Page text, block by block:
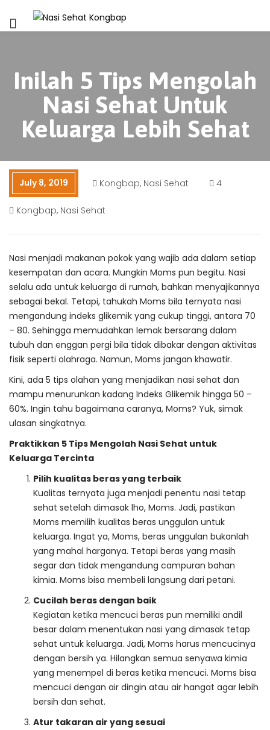
Inilah 5 Tips Mengolah
Nasi Sehat Untuk
Keluarga Lebih Sehat
July 8, 2019 Kongbap, Nasi Sehat 4
Kongbap, Nasi Sehat
Nasi menjadi makanan pokok yang wajib ada dalam setiap
kesempatan dan acara. Mungkin Moms pun begitu. Nasi
selalu ada untuk keluarga di rumah, bahkan menyajikannya
sebagai bekal. Tetapi, tahukah Moms bila ternyata nasi
mengandung indeks glikemik yang cukup tinggi, antara 70
– 80. Sehingga memudahkan lemak bersarang dalam
tubuh dan enggan pergi bila tidak dibakar dengan aktivitas
fisik seperti olahraga. Namun, Moms jangan khawatir.
Kini, ada 5 tips olahan yang menjadikan nasi sehat dan
mampu menurunkan kadang Indeks Glikemik hingga 50 –
60%. Ingin tahu bagaimana caranya, Moms? Yuk, simak
ulasan singkatnya.
Praktikkan 5 Tips Mengolah Nasi Sehat untuk
Keluarga Tercinta
Pilih kualitas beras yang terbaik
Kualitas ternyata juga menjadi penentu nasi tetap
sehat setelah dimasak lho, Moms. Jadi, pastikan
Moms memilih kualitas beras unggulan untuk
keluarga. Ingat ya, Moms, beras unggulan bukanlah
yang mahal harganya. Tetapi beras yang masih
segar dan tidak mengandung campuran bahan
kimia. Moms bisa membeli langsung dari petani.
Cucilah beras dengan baik
Kegiatan ketika mencuci beras pun memiliki andil
besar dalam menentukan nasi yang dimasak tetap
sehat untuk keluarga. Jadi, Moms harus mencucinya
dengan bersih ya. Hilangkan semua senyawa kimia
yang menempel di beras ketika mencuci. Moms bisa
mencuci dengan air dingin atau air hangat agar lebih
bersih dan sehat.
Atur takaran air yang sesuai